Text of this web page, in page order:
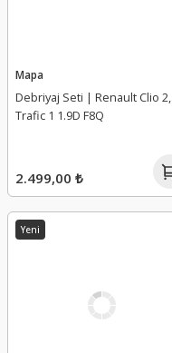
Mapa
Debriyaj Seti | Renault Clio 2,
Trafic 1 1.9D F8Q
2.499,00 ₺
Yeni